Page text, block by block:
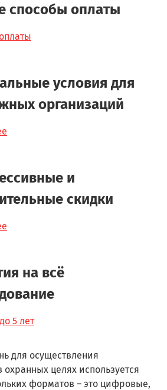
способы оплаты
условия для
организаций
и
скидки
на всё
5 лет
для осуществления
целях используется
форматов – это цифровые,